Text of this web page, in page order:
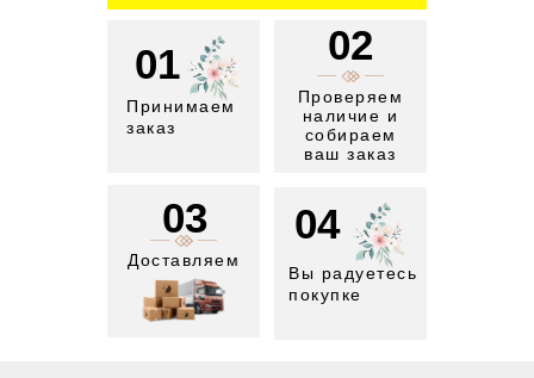
01
Принимаем
заказ
02
Проверяем
наличие и
собираем
ваш заказ
03
Доставляем
04
Вы радуетесь
покупке